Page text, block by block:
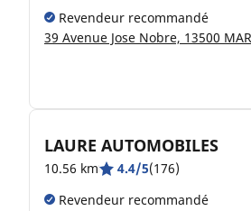
Revendeur recommandé
LAURE AUTOMOBILES
10.56 km 4.4/5(176)
Revendeur recommandé